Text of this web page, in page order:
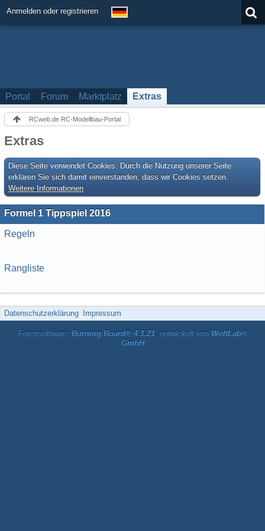
Anmelden oder registrieren
Portal Forum Marktplatz Extras
RCweb.de RC-Modellbau-Portal
Extras
Diese Seite verwendet Cookies. Durch die Nutzung unserer Seite
erklären Sie sich damit einverstanden, dass wir Cookies setzen.
Weitere Informationen
Formel 1 Tippspiel 2016
Regeln
Rangliste
Datenschutzerklärung Impressum
Forensoftware: Burning Board® 4.1.21, entwickelt von WoltLab®
GmbH